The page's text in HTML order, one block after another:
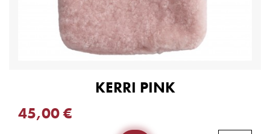
KERRI PINK
45,00 €